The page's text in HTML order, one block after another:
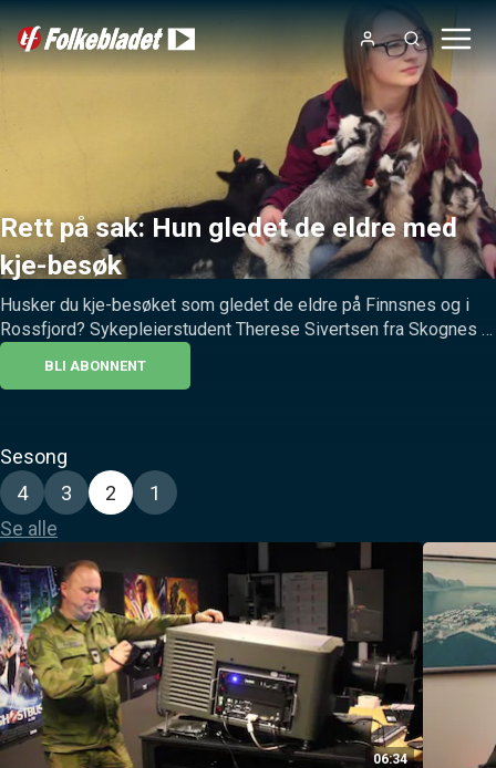
Rett på sak: Hun gledet de eldre med
kje-besøk
Husker du kje-besøket som gledet de eldre på Finnsnes og i
Rossfjord? Sykepleierstudent Therese Sivertsen fra Skognes
BLI ABONNENT
Sesong
4
3 2
1
Se alle
06:34